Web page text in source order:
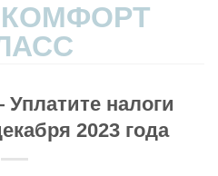
налоги
2023 года